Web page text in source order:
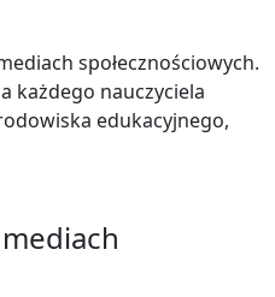
społecznościowych.
każdego nauczyciela
edukacyjnego,